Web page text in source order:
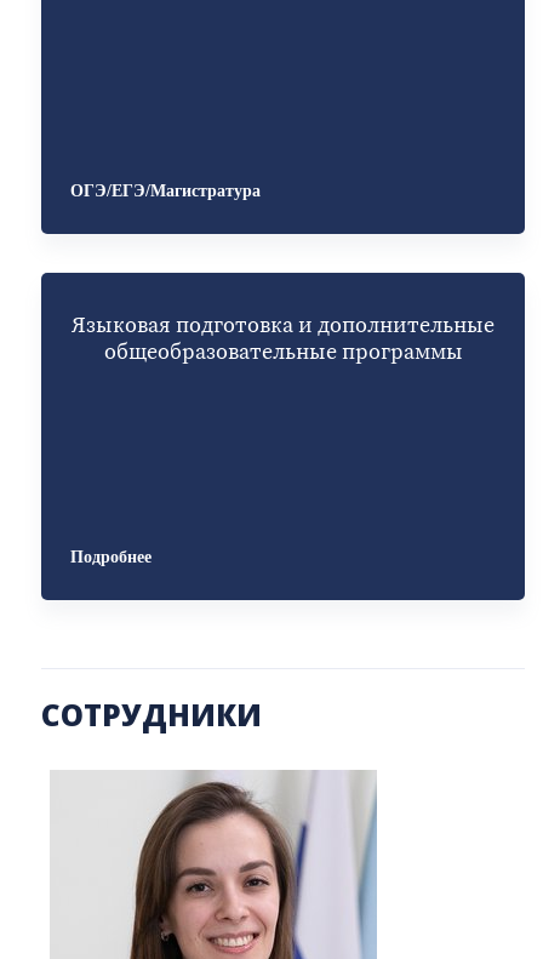
ОГЭ/ЕГЭ/Магистратура
Языковая подготовка и дополнительные
общеобразовательные программы
Подробнее
СОТРУДНИКИ